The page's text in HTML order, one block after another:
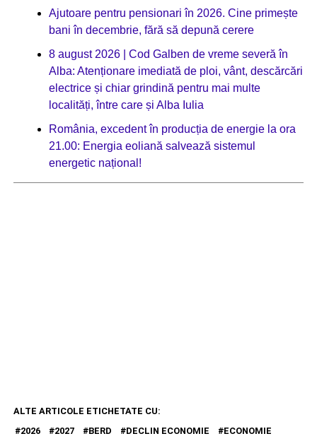
Ajutoare pentru pensionari în 2026. Cine primește
bani în decembrie, fără să depună cerere
8 august 2026 | Cod Galben de vreme severă în
Alba: Atenționare imediată de ploi, vânt, descărcări
electrice și chiar grindină pentru mai multe
localități, între care și Alba Iulia
România, excedent în producția de energie la ora
21.00: Energia eoliană salvează sistemul
energetic național!
ALTE ARTICOLE ETICHETATE CU:
2026
2027 BERD DECLIN ECONOMIE ECONOMIE